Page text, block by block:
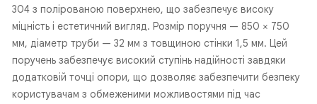
304 з полірованою поверхнею, що забезпечує високу
міцність і естетичний вигляд. Розмір поручня — 850 × 750
мм, діаметр труби — 32 мм з товщиною стінки 1,5 мм. Цей
поручень забезпечує високий ступінь надійності завдяки
додатковій точці опори, що дозволяє забезпечити безпеку
користувачам з обмеженими можливостями під час